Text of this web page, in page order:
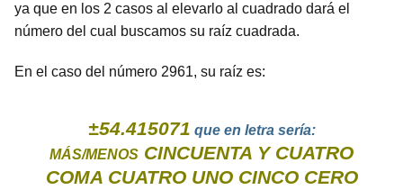
ya que en los 2 casos al elevarlo al cuadrado dará el
número del cual buscamos su raíz cuadrada.
En el caso del número 2961, su raíz es:
±54.415071 que en letra sería:
MÁS/MENOS CINCUENTA Y CUATRO
COMA CUATRO UNO CINCO CERO